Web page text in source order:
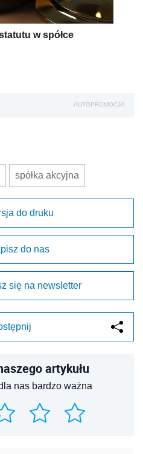
w spółce
AUTOPROMOCJA
spółka akcyjna
do druku
do nas
się na newsletter
artykułu
nas bardzo ważna